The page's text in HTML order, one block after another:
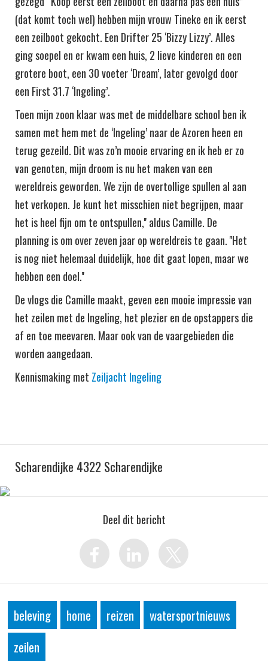
(dat komt toch wel) hebben mijn vrouw Tineke en ik eerst
een zeilboot gekocht. Een Drifter 25 ‘Bizzy Lizzy’. Alles
ging soepel en er kwam een huis, 2 lieve kinderen en een
grotere boot, een 30 voeter ‘Dream’, later gevolgd door
een First 31.7 ‘Ingeling’.
Toen mijn zoon klaar was met de middelbare school ben ik
samen met hem met de ‘Ingeling’ naar de Azoren heen en
terug gezeild. Dit was zo’n mooie ervaring en ik heb er zo
van genoten, mijn droom is nu het maken van een
wereldreis geworden. We zijn de overtollige spullen al aan
het verkopen. Je kunt het misschien niet begrijpen, maar
het is heel fijn om te ontspullen,'' aldus Camille. De
planning is om over zeven jaar op wereldreis te gaan. ''Het
is nog niet helemaal duidelijk, hoe dit gaat lopen, maar we
hebben een doel.''
De vlogs die Camille maakt, geven een mooie impressie van
het zeilen met de Ingeling, het plezier en de opstappers die
af en toe meevaren. Maar ook van de vaargebieden die
worden aangedaan.
Kennismaking met Zeiljacht Ingeling
Scharendijke 4322 Scharendijke
Deel dit bericht
beleving home reizen
watersportnieuws
zeilen